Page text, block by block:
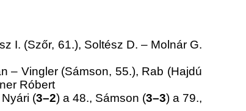
I. (Szőr, 61.), Soltész D. – Molnár G.
– Vingler (Sámson, 55.), Rab (Hajdú
Róbert
(3–2) a 48., Sámson (3–3) a 79.,